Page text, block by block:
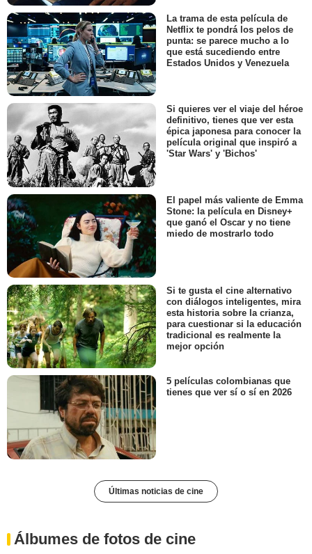
La trama de esta película de
Netflix te pondrá los pelos de
punta: se parece mucho a lo
que está sucediendo entre
Estados Unidos y Venezuela
Si quieres ver el viaje del héroe
definitivo, tienes que ver esta
épica japonesa para conocer la
película original que inspiró a
'Star Wars' y 'Bichos'
El papel más valiente de Emma
Stone: la película en Disney+
que ganó el Oscar y no tiene
miedo de mostrarlo todo
Si te gusta el cine alternativo
con diálogos inteligentes, mira
esta historia sobre la crianza,
para cuestionar si la educación
tradicional es realmente la
mejor opción
5 películas colombianas que
tienes que ver sí o sí en 2026
Últimas noticias de cine
Álbumes de fotos de cine